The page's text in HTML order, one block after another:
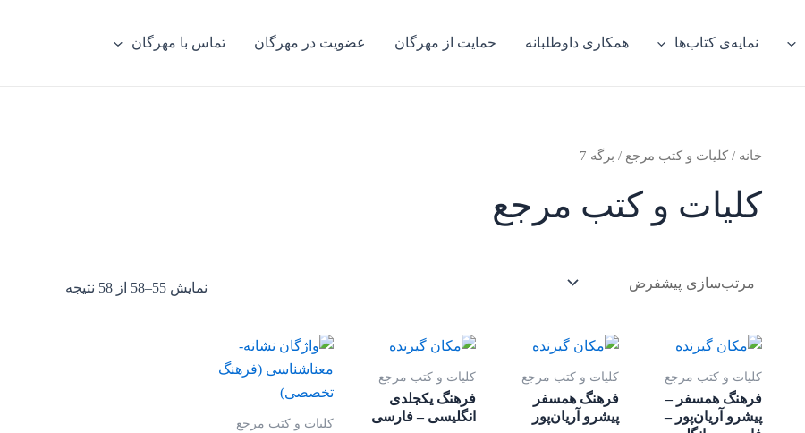
نمایه‌ی کتاب‌ها همکاری داوطلبانه حمایت از مهرگان عضویت در مهرگان تماس با مهرگان
خانه / کلیات و کتب مرجع / برگه 7
کلیات و کتب مرجع
نمایش 55–58 از 58 نتیجه
کلیات و کتب مرجع
فرهنگ همسفر –
پیشرو آریان‌پور –
کلیات و کتب مرجع
فرهنگ همسفر
پیشرو آریان‌پور
کلیات و کتب مرجع
فرهنگ یکجلدی
انگلیسی – فارسی
کلیات و کتب مرجع